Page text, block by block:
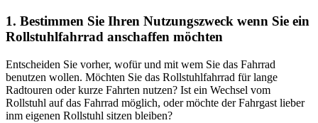
1. Bestimmen Sie Ihren Nutzungszweck wenn Sie ein
Rollstuhlfahrrad anschaffen möchten
Entscheiden Sie vorher, wofür und mit wem Sie das Fahrrad
benutzen wollen. Möchten Sie das Rollstuhlfahrrad für lange
Radtouren oder kurze Fahrten nutzen? Ist ein Wechsel vom
Rollstuhl auf das Fahrrad möglich, oder möchte der Fahrgast lieber
inm eigenen Rollstuhl sitzen bleiben?